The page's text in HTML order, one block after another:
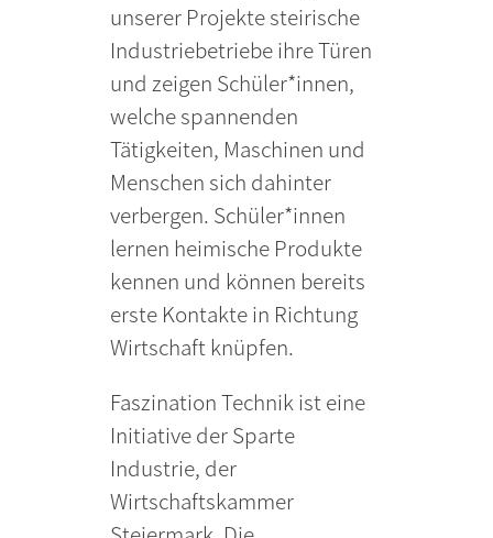
unserer Projekte steirische
Industriebetriebe ihre Türen
und zeigen Schüler*innen,
welche spannenden
Tätigkeiten, Maschinen und
Menschen sich dahinter
verbergen. Schüler*innen
lernen heimische Produkte
kennen und können bereits
erste Kontakte in Richtung
Wirtschaft knüpfen.
Faszination Technik ist eine
Initiative der Sparte
Industrie, der
Wirtschaftskammer